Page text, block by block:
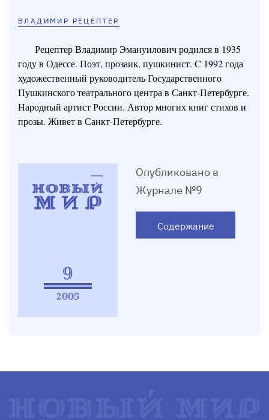
ВЛАДИМИР РЕЦЕПТЕР
Рецептер Владимир Эмануилович родился в 1935
году в Одессе. Поэт, прозаик, пушкинист. C 1992 года
художественный руководитель Государственного
Пушкинского театрального центра в Санкт-Петербурге.
Народный артист России. Автор многих книг стихов и
прозы. Живет в Санкт-Петербурге.
9
2005
Опубликовано в
Журнале №9
Содержание